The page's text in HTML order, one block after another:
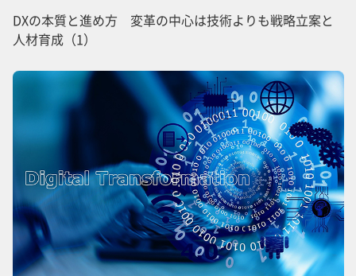
DXの本質と進め方 変革の中心は技術よりも戦略立案と
人材育成（1）